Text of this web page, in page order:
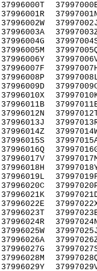
37996000T
37996001R
37996002W
37996003A
37996004G
37996005M
37996006Y
37996007F
37996008P
37996009D
37996010X
37996011B
37996012N
37996013J
37996014Z
37996015S
37996016Q
37996017V
37996018H
37996019L
37996020C
37996021K
37996022E
37996023T
37996024R
37996025W
37996026A
37996027G
37996028M
37996029Y